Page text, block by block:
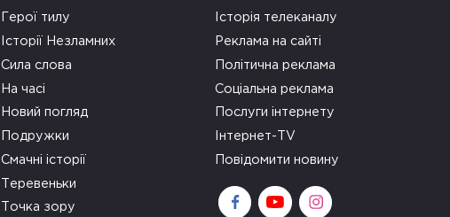
Герої тилу
Історії Незламних
Сила слова
На часі
Новий погляд
Подружки
Смачні історії
Теревеньки
Точка зору
Історія телеканалу
Реклама на сайті
Політична реклама
Соціальна реклама
Послуги інтернету
Інтернет-TV
Повідомити новину